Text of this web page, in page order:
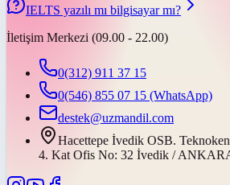
IELTS yazılı mı bilgisayar mı?
İletişim Merkezi (09.00 - 22.00)
0(312) 911 37 15
0(546) 855 07 15 (WhatsApp)
destek@uzmandil.com
Hacettepe İvedik OSB.
4. Kat Ofis No: 32 İvedik /